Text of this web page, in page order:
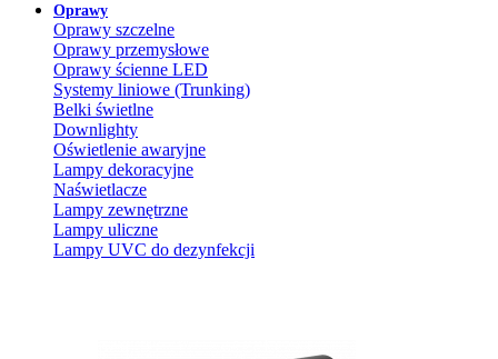
Oprawy
Oprawy szczelne
Oprawy przemysłowe
Oprawy ścienne LED
Systemy liniowe (Trunking)
Belki świetlne
Downlighty
Oświetlenie awaryjne
Lampy dekoracyjne
Naświetlacze
Lampy zewnętrzne
Lampy uliczne
Lampy UVC do dezynfekcji